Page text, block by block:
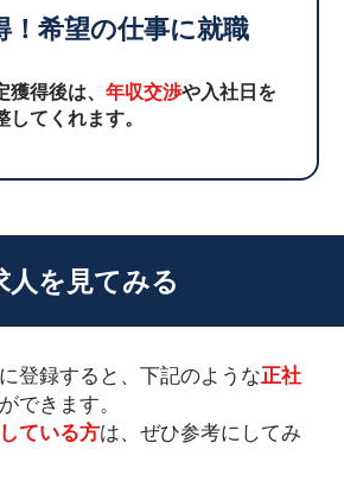
！希望の仕事に就職
獲得後は、年収交渉や入社日を
してくれます。
人を見てみる
登録すると、下記のような正社
できます。
ている方は、ぜひ参考にしてみ